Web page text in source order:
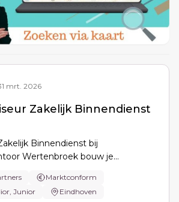
mrt. 2026
Zakelijk Binnendienst
Binnendienst bij
Wertenbroek bouw je
voor zakelijke verzekeringen. Je
buitendienstadviseur en werkt
Marktconform
Junior
Eindhoven